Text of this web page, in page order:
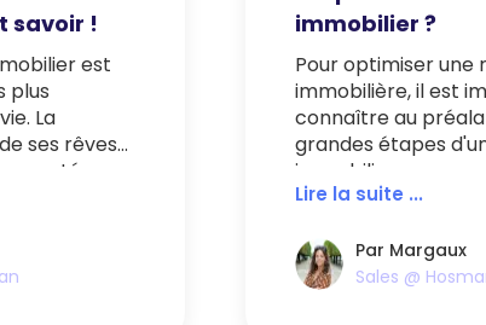
savoir !
est
plus
La
ses rêves
ci se cache
un
!
immobilier ?
Pour optimiser une
immobilière, il est
connaître au
grandes étapes
immobilier.
Lire la suite ...
Par Margaux
Sales @